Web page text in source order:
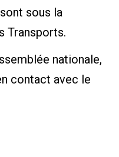
sous la
Transports.
nationale,
contact avec le